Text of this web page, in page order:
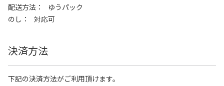
配送方法
ゆうパック
のし
対応可
決済方法
下記の決済方法がご利用頂けます。